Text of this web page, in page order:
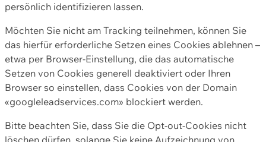
persönlich identifizieren lassen.
Möchten Sie nicht am Tracking teilnehmen, können Sie
das hierfür erforderliche Setzen eines Cookies ablehnen –
etwa per Browser-Einstellung, die das automatische
Setzen von Cookies generell deaktiviert oder Ihren
Browser so einstellen, dass Cookies von der Domain
«googleleadservices.com» blockiert werden.
Bitte beachten Sie, dass Sie die Opt-out-Cookies nicht